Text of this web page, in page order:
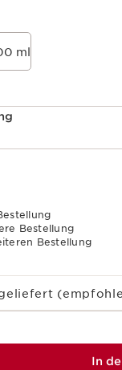
ml
Bestellung
Bestellung
In